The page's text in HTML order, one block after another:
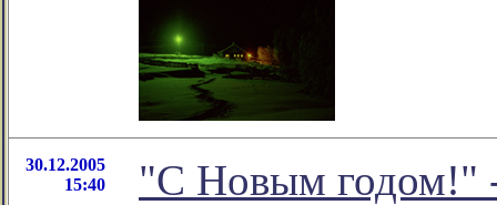
30.12.2005
15:40
"С Новым годом!"